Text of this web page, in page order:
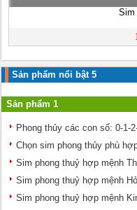
Sim
Sản phẩm nổi bật 5
Sản phẩm 1
Phong thủy các con số: 0-1-
Chọn sim phong thủy phù
Sim phong thuỷ hợp mệnh
Sim phong thuỷ hợp mệnh
Sim phong thuỷ hợp mệnh